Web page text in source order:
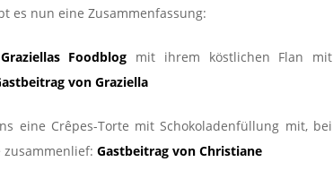
es nun eine Zusammenfassung:
Graziellas Foodblog mit ihrem köstlichen Flan mit
von Graziella
eine Crêpes-Torte mit Schokoladenfüllung mit, bei
Gastbeitrag von Christiane